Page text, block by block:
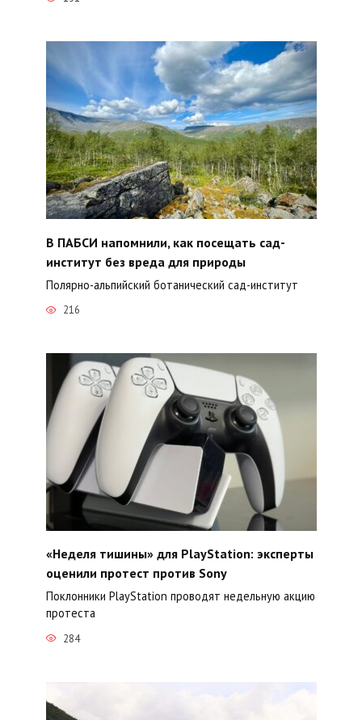
В ПАБСИ напомнили, как посещать сад-
институт без вреда для природы
Полярно-альпийский ботанический сад-институт
216
«Неделя тишины» для PlayStation: эксперты
оценили протест против Sony
Поклонники PlayStation проводят недельную акцию
протеста
284